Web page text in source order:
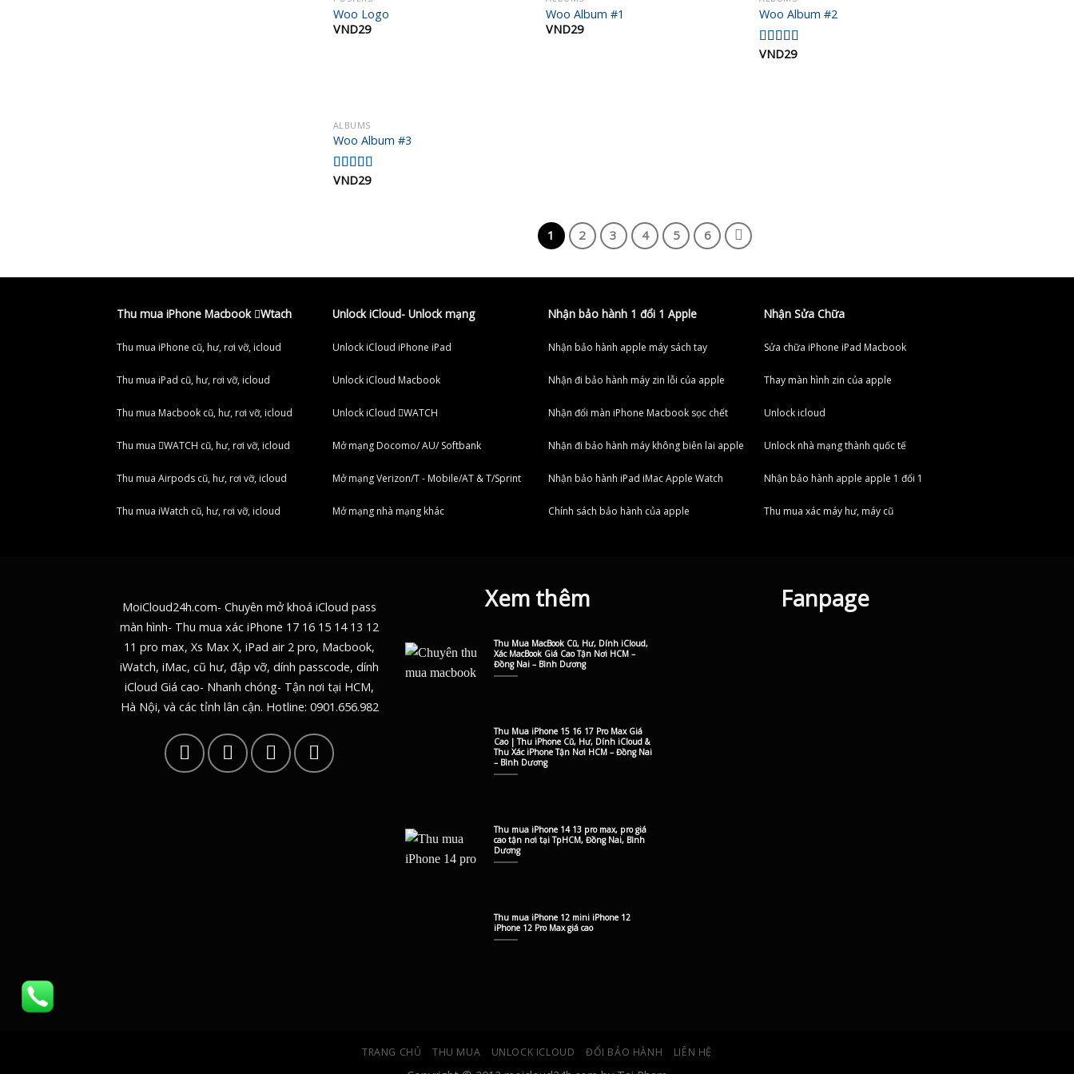
Woo Logo
VND29
Woo Album #1
VND29
Woo Album #2
Được xếp
VND29
ALBUMS
Woo Album #3
Được
VND29
1 2 3 4 5 6
Thu mua iPhone Macbook Wtach
Thu mua iPhone cũ, hư, rơi vỡ, icloud
Thu mua iPad cũ, hư, rơi vỡ, icloud
Thu mua Macbook cũ, hư, rơi vỡ, icloud
Thu mua WATCH cũ, hư, rơi vỡ, icloud
Thu mua Airpods cũ, hư, rơi vỡ, icloud
Thu mua iWatch cũ, hư, rơi vỡ, icloud
Unlock iCloud- Unlock mạng
Unlock iCloud iPhone iPad
Unlock iCloud Macbook
Unlock iCloud WATCH
Mở mạng Docomo/ AU/ Softbank
Mở mạng Verizon/T - Mobile/AT & T/Sprint
Mở mạng nhà mạng khác
Nhận bảo hành 1 đổi 1 Apple
Nhận bảo hành apple máy sách tay
Nhận đi bảo hành máy zin lỗi của apple
Nhận đổi màn iPhone Macbook sọc chết
Nhận đi bảo hành máy không biên lai apple
Nhận bảo hành iPad iMac Apple Watch
Chính sách bảo hành của apple
Nhận Sửa Chữa
Sửa chữa iPhone iPad Macbook
Thay màn hình zin của apple
Unlock icloud
Unlock nhà mạng thành quốc tế
Nhận bảo hành apple apple 1 đổi 1
Thu mua xác máy hư, máy cũ
MoiCloud24h.com- Chuyên mở khoá iCloud pass
màn hình- Thu mua xác iPhone 17 16 15 14 13 12
11 pro max, Xs Max X, iPad air 2 pro, Macbook,
iWatch, iMac, cũ hư, đập vỡ, dính passcode, dính
iCloud Giá cao- Nhanh chóng- Tận nơi tại HCM,
Hà Nội, và các tỉnh lân cận. Hotline: 0901.656.982
Xem thêm
Thu Mua MacBook Cũ, Hư, Dính iCloud,
Xác MacBook Giá Cao Tận Nơi HCM –
Đồng Nai – Bình Dương
Thu Mua iPhone 15 16 17 Pro Max Giá
Cao | Thu iPhone Cũ, Hư, Dính iCloud &
Thu Xác iPhone Tận Nơi HCM – Đồng Nai
– Bình Dương
Thu mua iPhone 14 13 pro max, pro giá
cao tận nơi tại TpHCM, Đồng Nai, Bình
Dương
Thu mua iPhone 12 mini iPhone 12
iPhone 12 Pro Max giá cao
Fanpage
TRANG CHỦ THU MUA UNLOCK ICLOUD ĐỔI BẢO HÀNH LIÊN HỆ